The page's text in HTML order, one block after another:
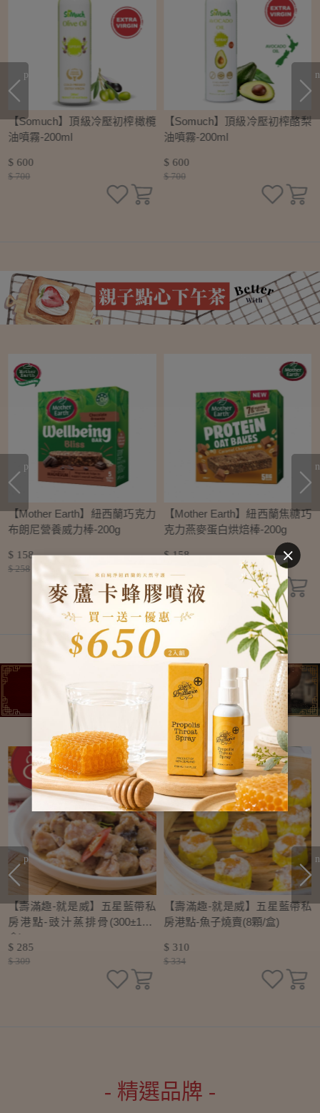
【Somuch】頂級冷壓初榨橄欖
油噴霧-200ml
$ 600
$ 700
【Somuch】頂級冷壓初榨酪梨
油噴霧-200ml
$ 600
$ 700
prev
【Mother Earth】紐西蘭巧克力
布朗尼營養威力棒-200g
$ 158
$ 258
【Mother Earth】紐西蘭焦糖巧
克力燕麥蛋白烘焙棒-200g
$ 158
prev
【壽滿趣-就是威】五星藍帶私
房港點-豉汁蒸排骨(300±10g/
盒)
$ 285
$ 309
【壽滿趣-就是威】五星藍帶私
房港點-魚子燒賣(8顆/盒)
$ 310
$ 334
prev
- 精選品牌 -